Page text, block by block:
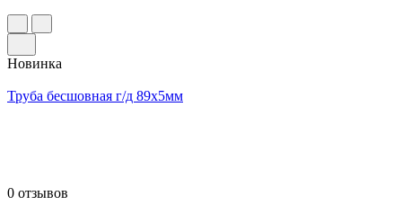
Новинка
Труба бесшовная г/д 89х5мм
0 отзывов